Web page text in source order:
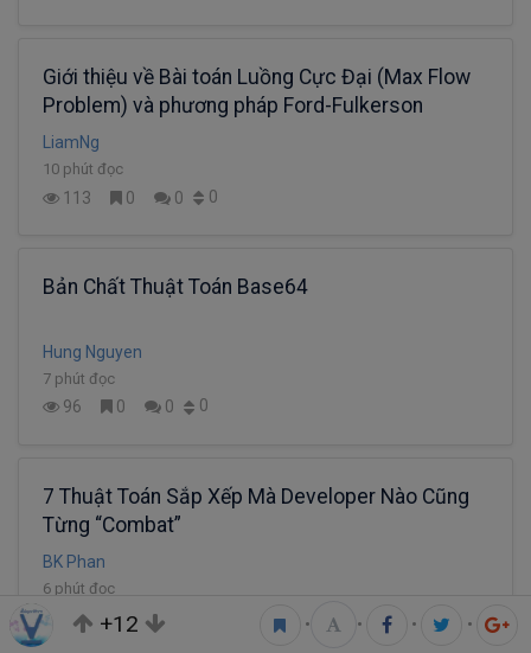
Giới thiệu về Bài toán Luồng Cực Đại (Max Flow
Problem) và phương pháp Ford-Fulkerson
LiamNg
10 phút đọc
113 0 0 0
Bản Chất Thuật Toán Base64
Hung Nguyen
7 phút đọc
96 0 0 0
7 Thuật Toán Sắp Xếp Mà Developer Nào Cũng
Từng “Combat”
BK Phan
6 phút đọc
90 0 0
+12 • • • •